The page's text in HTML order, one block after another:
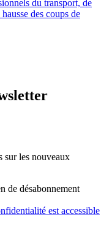
du transport, de
des coups de
sur les nouveaux
de désabonnement
est accessible